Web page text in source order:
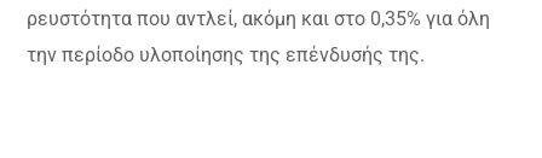
ρευστότητα που αντλεί, ακόμη και στο 0,35% για όλη
την περίοδο υλοποίησης της επένδυσής της.